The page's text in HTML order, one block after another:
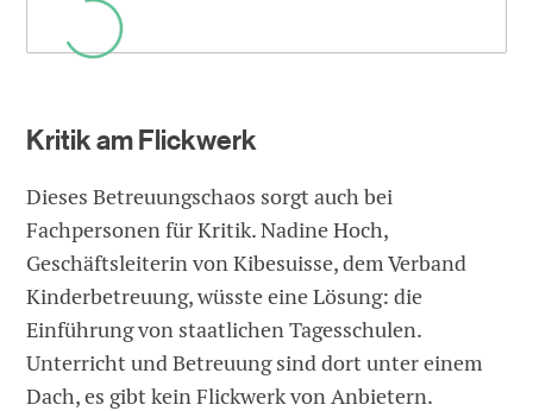
Kritik am Flickwerk
Dieses Betreuungschaos sorgt auch bei
Fachpersonen für Kritik. Nadine Hoch,
Geschäftsleiterin von Kibesuisse, dem Verband
Kinderbetreuung, wüsste eine Lösung: die
Einführung von staatlichen Tagesschulen.
Unterricht und Betreuung sind dort unter einem
Dach, es gibt kein Flickwerk von Anbietern.